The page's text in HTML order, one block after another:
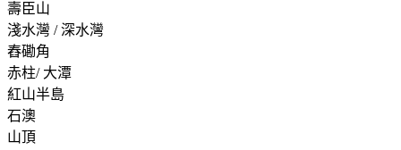
壽臣山
淺水灣 / 深水灣
舂磡角
赤柱/ 大潭
紅山半島
石澳
山頂